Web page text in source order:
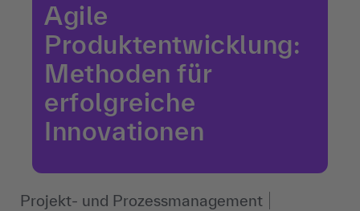
Agile
Produktentwicklung:
Methoden für
erfolgreiche
Innovationen
Projekt- und Prozessmanagement